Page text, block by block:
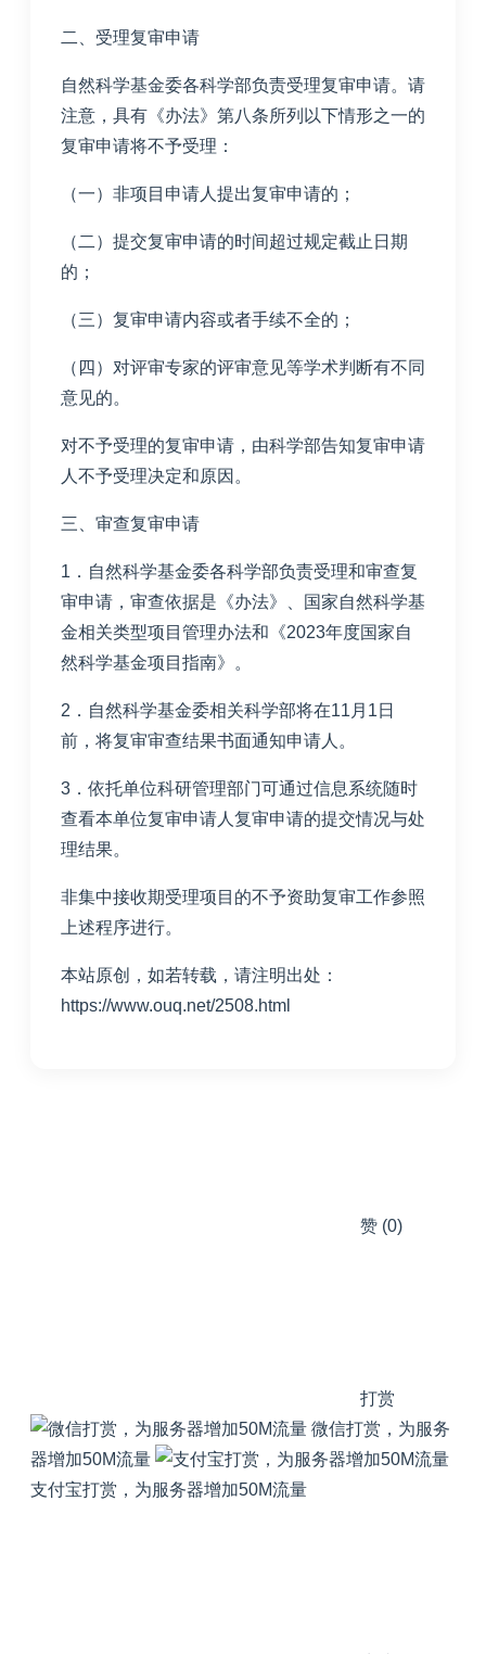
二、受理复审申请
自然科学基金委各科学部负责受理复审申请。请
注意，具有《办法》第八条所列以下情形之一的
复审申请将不予受理：
（一）非项目申请人提出复审申请的；
（二）提交复审申请的时间超过规定截止日期
的；
（三）复审申请内容或者手续不全的；
（四）对评审专家的评审意见等学术判断有不同
意见的。
对不予受理的复审申请，由科学部告知复审申请
人不予受理决定和原因。
三、审查复审申请
1．自然科学基金委各科学部负责受理和审查复
审申请，审查依据是《办法》、国家自然科学基
金相关类型项目管理办法和《2023年度国家自
然科学基金项目指南》。
2．自然科学基金委相关科学部将在11月1日
前，将复审审查结果书面通知申请人。
3．依托单位科研管理部门可通过信息系统随时
查看本单位复审申请人复审申请的提交情况与处
理结果。
非集中接收期受理项目的不予资助复审工作参照
上述程序进行。
本站原创，如若转载，请注明出处：
https://www.ouq.net/2508.html
赞 (0)
打赏
微信打赏，为服务
器增加50M流量
支付宝打赏，为服务器增加50M流量